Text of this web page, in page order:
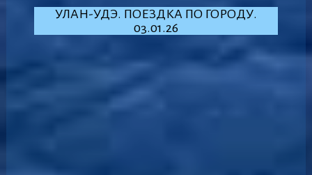
УЛАН-УДЭ. ПОЕЗДКА ПО ГОРОДУ.
03.01.26